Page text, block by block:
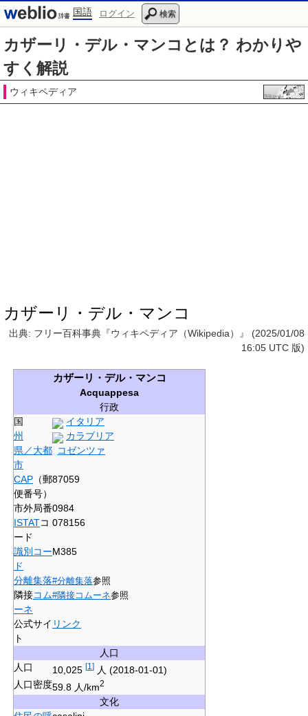
国語 ログイン 検索
カザーリ・デル・マンコとは？ わかりや
すく解説
ウィキペディア
カザーリ・デル・マンコ
出典: フリー百科事典『ウィキペディア（Wikipedia）』 (2025/01/08
16:05 UTC 版)
カザーリ・デル・マンコ
Acquappesa
行政
国
イタリア
州
カラブリア
県／大都
市
コゼンツァ
CAP （郵
便番号）
87059
市外局番0984
ISTATコ
ード
078156
識別コー
ド
M385
分離集落#分離集落参照
隣接コム
ーネ
#隣接コムーネ参照
公式サイ
ト
リンク
人口
人口
10,025 [1 ] 人 (2018-01-01)
人口密度59.8 人/km2
文化